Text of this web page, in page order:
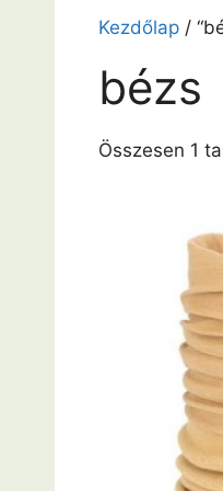
Kezdőlap/
bézs
Összesen 1